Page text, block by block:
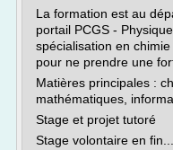
La formation est au
portail PCGS -
spécialisation en
pour ne prendre une
Matières principales :
mathématiques,
Stage et projet tutoré
Stage volontaire en fin...